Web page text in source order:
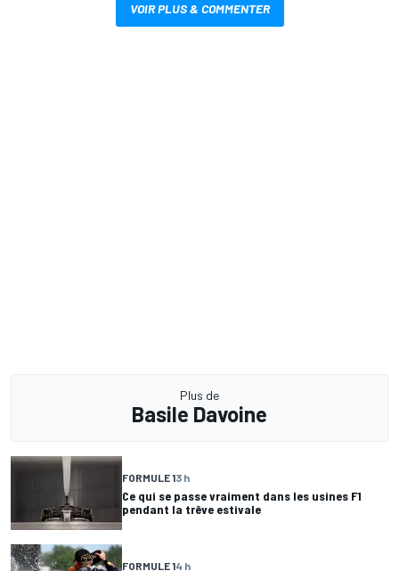
VOIR PLUS & COMMENTER
Plus de
Basile Davoine
FORMULE 13 h
Ce qui se passe vraiment dans les usines F1
pendant la trêve estivale
FORMULE 14 h